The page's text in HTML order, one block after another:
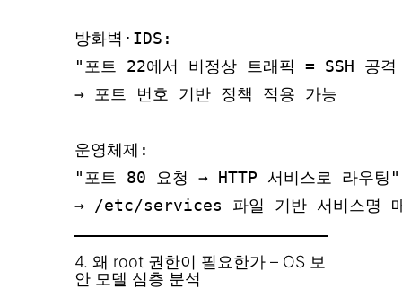
방화벽·IDS:
"포트 22에서 비정상 트래픽 = SSH 공
→ 포트 번호 기반 정책 적용 가능
운영체제:
"포트 80 요청 → HTTP 서비스로 라우팅"
4. 왜 root 권한이 필요한가 – OS 보
안 모델 심층 분석